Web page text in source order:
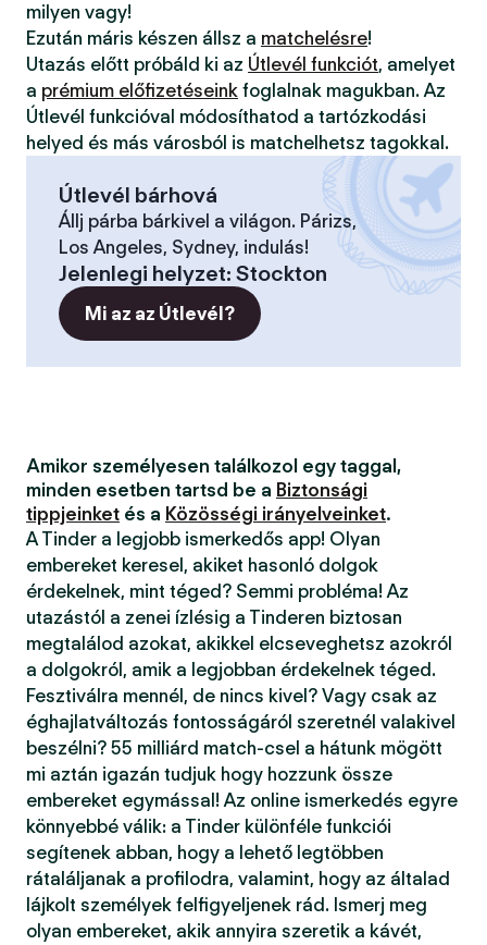
milyen vagy!
Ezután máris készen állsz a matchelésre!
Utazás előtt próbáld ki az Útlevél funkciót, amelyet
a prémium előfizetéseink foglalnak magukban. Az
Útlevél funkcióval módosíthatod a tartózkodási
helyed és más városból is matchelhetsz tagokkal.
Útlevél bárhová
Állj párba bárkivel a világon. Párizs,
Los Angeles, Sydney, indulás!
Jelenlegi helyzet: Stockton
Mi az az Útlevél?
Amikor személyesen találkozol egy taggal,
minden esetben tartsd be a Biztonsági
tippjeinket és a Közösségi irányelveinket.
A Tinder a legjobb ismerkedős app! Olyan
embereket keresel, akiket hasonló dolgok
érdekelnek, mint téged? Semmi probléma! Az
utazástól a zenei ízlésig a Tinderen biztosan
megtalálod azokat, akikkel elcseveghetsz azokról
a dolgokról, amik a legjobban érdekelnek téged.
Fesztiválra mennél, de nincs kivel? Vagy csak az
éghajlatváltozás fontosságáról szeretnél valakivel
beszélni? 55 milliárd match-csel a hátunk mögött
mi aztán igazán tudjuk hogy hozzunk össze
embereket egymással! Az online ismerkedés egyre
könnyebbé válik: a Tinder különféle funkciói
segítenek abban, hogy a lehető legtöbben
rátaláljanak a profilodra, valamint, hogy az általad
lájkolt személyek felfigyeljenek rád. Ismerj meg
olyan embereket, akik annyira szeretik a kávét,